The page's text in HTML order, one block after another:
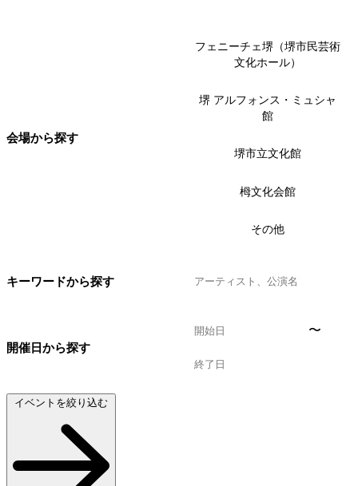
会場から探す
フェニーチェ堺（堺市民芸術
文化ホール）
堺 アルフォンス・ミュシャ
館
堺市立文化館
栂文化会館
その他
キーワードから探す
開催日から探す
〜
イベントを絞り込む